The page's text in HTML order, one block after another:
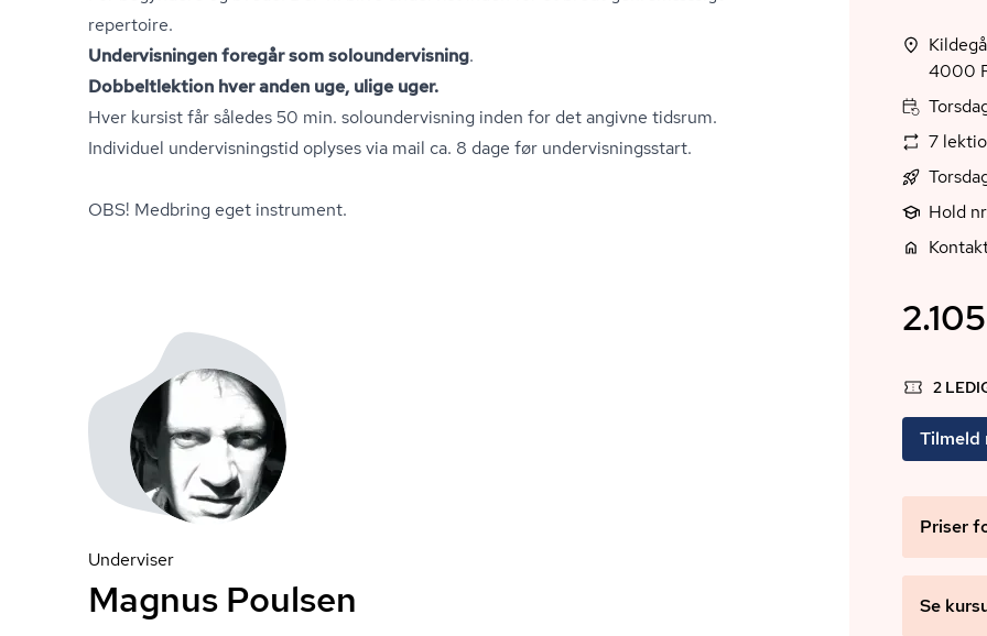
repertoire.
Undervisningen foregår som so­lo­un­der­vis­ning.
Dobbeltlektion hver anden uge, ulige uger.
Hver kursist får således 50 min. so­lo­un­der­vis­ning inden for det angivne tidsrum.
Individuel un­der­vis­nings­tid oplyses via mail ca. 8 dage før un­der­vis­nings­start.
OBS! Medbring eget instrument.
7
Hold
2
Tilmeld
Priser
Se
Underviser
Magnus Poulsen